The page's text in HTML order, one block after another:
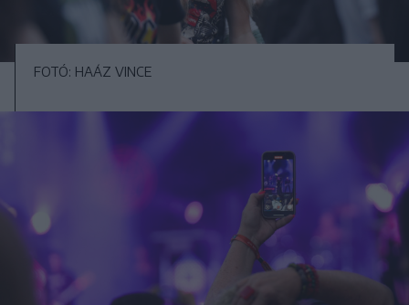
FOTÓ: HAÁZ VINCE